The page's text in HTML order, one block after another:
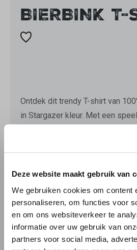
Deze website maakt gebruik van
We gebruiken cookies om content
personaliseren, om functies voor
en om ons websiteverkeer te
informatie over uw gebruik van
partners voor social media,
BIERBINK T-
Ontdek dit trendy T-shirt van
in Stargazer kleur. Met een
gelegenheid. Bestel nu en laat je
stralen!
Selecteer
Kleur confectie
STARGAZER BLAUW